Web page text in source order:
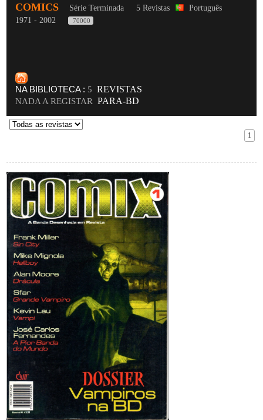
COMICS Série Terminada 5 Revistas
Português
1971 - 2002
70000
NA BIBLIOTECA : 5 REVISTAS
NADA A REGISTAR PARA-BD
1